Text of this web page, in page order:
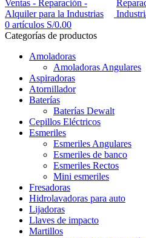
0 artículos S/0.00
Categorías de productos
Amoladoras
Amoladoras Angulares
Aspiradoras
Atornillador
Baterías
Baterías Dewalt
Cepillos Eléctricos
Esmeriles
Esmeriles Angulares
Esmeriles de banco
Esmeriles Rectos
Mini esmeriles
Fresadoras
Hidrolavadoras para auto
Lijadoras
Llaves de impacto
Martillos